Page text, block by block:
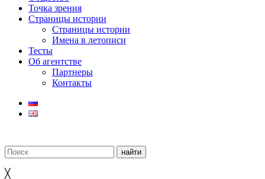
Точка зрения
Страницы истории
Страницы истории
Имена в летописи
Тесты
Об агентстве
Партнеры
Контакты
╳